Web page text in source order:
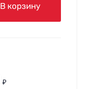
В корзину
₽